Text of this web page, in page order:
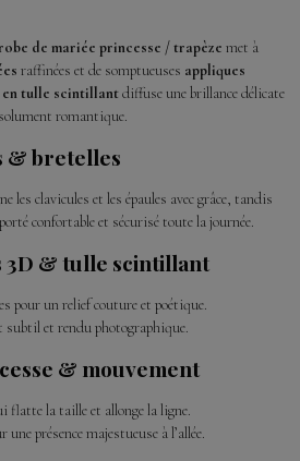
de mariée princesse / trapèze met à
raffinées et de somptueuses appliques
en tulle scintillantdiffuse une brillance délicate
romantique.
& bretelles
les clavicules et les épaules avec grâce, tandis
confortable et sécurisé toute la journée.
3D & tulle scintillant
pour un relief couture et poétique.
subtil et rendu photographique.
& mouvement
flatte la taille et allonge la ligne.
présence majestueuse à l’allée.